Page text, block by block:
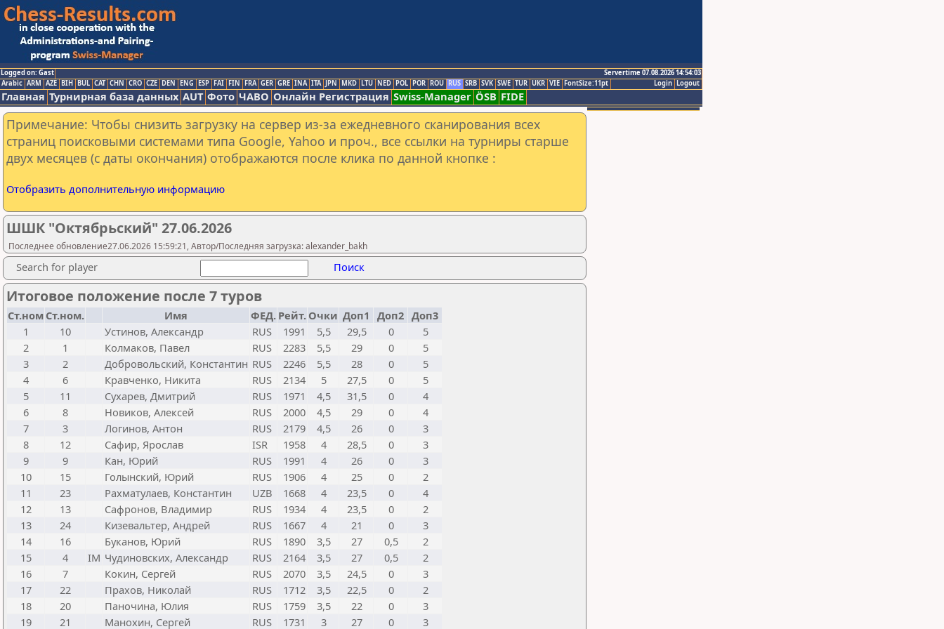
Logged on: Gast
Servertime 07.08.2026 14:54:03
Logout
Login
Arabic ARM AZE BIH BUL CAT CHN CRO CZE DEN ENG ESP FAI FIN FRA GER GRE INA ITA JPN MKD LTU NED POL POR ROU RUS SRB SVK SWE TUR UKR VIE FontSize:11pt
Главная Турнирная база данных AUT Фото ЧАВО Онлайн Регистрация Swiss-Manager ÖSB FIDE
Примечание: Чтобы снизить загрузку на сервер из-за ежедневного сканирования всех
страниц поисковыми системами типа Google, Yahoo и проч., все ссылки на турниры старше
двух месяцев (с даты окончания) отображаются после клика по данной кнопке :
Отобразить дополнительную информацию
ШШК "Октябрьский" 27.06.2026
Последнее обновление27.06.2026 15:59:21, Автор/Последняя загрузка: alexander_bakh
Search for player Поиск
Итоговое положение после 7 туров
Ст.ном Ст.ном. Имя ФЕД. Рейт. Очки Доп1 Доп2 Доп3
1
10 Устинов, Александр RUS 1991 5,5 29,5 0
5
2
1 Колмаков, Павел RUS 2283 5,5 29 0
5
3
2 Добровольский, Константин RUS 2246 5,5 28 0
5
4
6 Кравченко, Никита RUS 2134 5 27,5 0
5
5
11 Сухарев, Дмитрий RUS 1971 4,5 31,5 0
4
6
8 Новиков, Алексей RUS 2000 4,5 29 0
4
7
3 Логинов, Антон RUS 2179 4,5 26 0
3
8
12 Сафир, Ярослав ISR 1958 4 28,5 0
3
9
9 Кан, Юрий RUS 1991 4 26 0
3
10
15 Голынский, Юрий RUS 1906 4 25 0
2
11
23 Рахматулаев, Константин UZB 1668 4 23,5 0
4
12
13 Сафронов, Владимир RUS 1934 4 23,5 0
2
13
24 Кизевальтер, Андрей RUS 1667 4 21 0
3
14
16 Буканов, Юрий RUS 1890 3,5 27 0,5
2
15
4 IM Чудиновских, Александр RUS 2164 3,5 27 0,5
2
16
7 Кокин, Сергей RUS 2070 3,5 24,5 0
3
17
22 Прахов, Николай RUS 1712 3,5 22,5 0
2
18
20 Паночина, Юлия RUS 1759 3,5 22 0
3
19
21 Манохин, Сергей RUS 1731 3 27 0 3